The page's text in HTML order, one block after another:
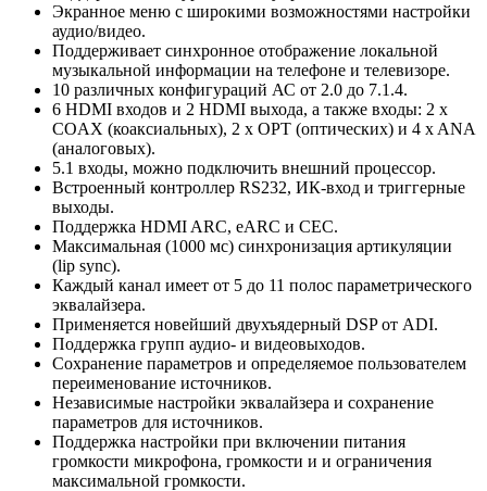
Экранное меню с широкими возможностями настройки
аудио/видео.
Поддерживает синхронное отображение локальной
музыкальной информации на телефоне и телевизоре.
10 различных конфигураций АС от 2.0 до 7.1.4.
6 HDMI входов и 2 HDMI выхода, а также входы: 2 x
COAX (коаксиальных), 2 x OPT (оптических) и 4 x ANA
(аналоговых).
5.1 входы, можно подключить внешний процессор.
Встроенный контроллер RS232, ИК-вход и триггерные
выходы.
Поддержка HDMI ARC, eARC и CEC.
Максимальная (1000 мс) синхронизация артикуляции
(lip sync).
Каждый канал имеет от 5 до 11 полос параметрического
эквалайзера.
Применяется новейший двухъядерный DSP от ADI.
Поддержка групп аудио- и видеовыходов.
Сохранение параметров и определяемое пользователем
переименование источников.
Независимые настройки эквалайзера и сохранение
параметров для источников.
Поддержка настройки при включении питания
громкости микрофона, громкости и и ограничения
максимальной громкости.